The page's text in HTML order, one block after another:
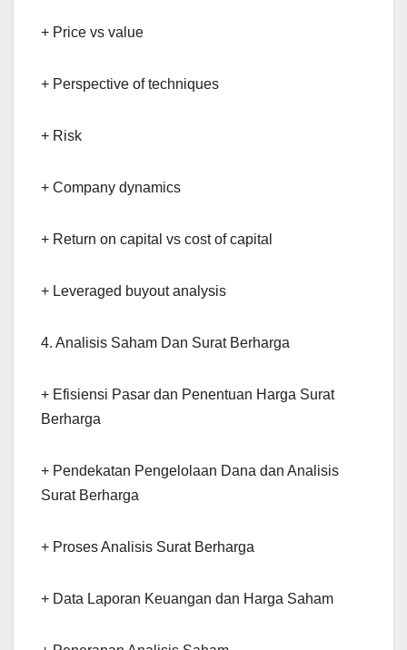
+ Price vs value
+ Perspective of techniques
+ Risk
+ Company dynamics
+ Return on capital vs cost of capital
+ Leveraged buyout analysis
4. Analisis Saham Dan Surat Berharga
+ Efisiensi Pasar dan Penentuan Harga Surat
Berharga
+ Pendekatan Pengelolaan Dana dan Analisis
Surat Berharga
+ Proses Analisis Surat Berharga
+ Data Laporan Keuangan dan Harga Saham